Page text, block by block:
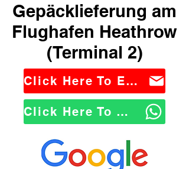
Gepäcklieferung am
Flughafen Heathrow
(Terminal 2)
Click Here To Email Us
Click Here To WhatsApp Us